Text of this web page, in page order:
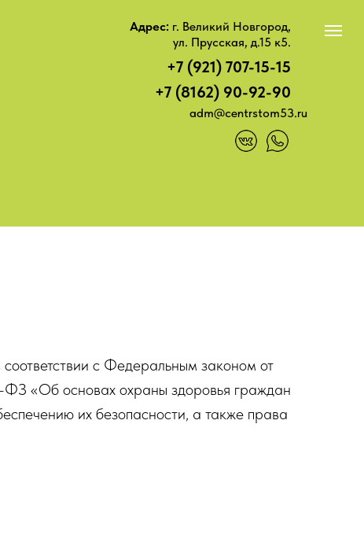
Адрес: г. Великий Новгород,
ул. Прусская, д.15 к5.
+7 (8162) 90-92-90
adm@centrstom53.ru
+7 (921) 707-15-15
с Федеральным законом от
«Об основах охраны здоровья граждан
их безопасности, а также права